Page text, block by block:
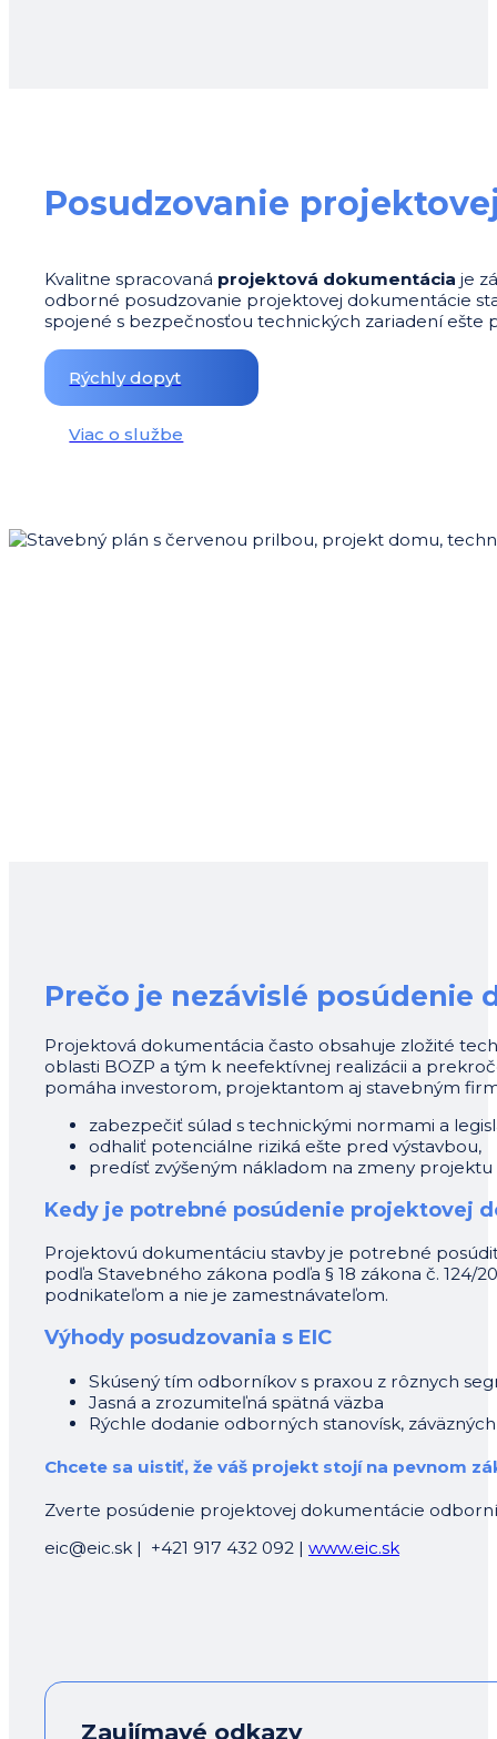
Posudzovanie
Kvalitne spracovaná projektová dokumentácia je
odborné posudzovanie projektovej dokumentácie
spojené s bezpečnosťou technických zariadení ešte
Rýchly dopyt
Viac o službe
Prečo je nezávislé posúdenie
Projektová dokumentácia často obsahuje zložité
oblasti BOZP a tým k neefektívnej realizácii a
pomáha investorom, projektantom aj stavebným
zabezpečiť súlad s technickými normami a
odhaliť potenciálne riziká ešte pred výstavbou,
predísť zvýšeným nákladom na zmeny projektu
Kedy je potrebné posúdenie projektovej
Projektovú dokumentáciu stavby je potrebné
podľa Stavebného zákona podľa § 18 zákona č. 124/
podnikateľom a nie je zamestnávateľom.
Výhody posudzovania s EIC
Skúsený tím odborníkov s praxou z rôznych
Jasná a zrozumiteľná spätná väzba
Rýchle dodanie odborných stanovísk,
Chcete sa uistiť, že váš projekt stojí na pevnom
Zverte posúdenie projektovej dokumentácie
eic@eic.sk | +421 917 432 092 | www.eic.sk
Zaujímavé odkazy